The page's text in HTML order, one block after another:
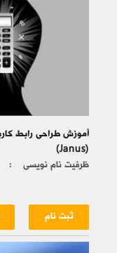
(Janus)
ظرفیت نام نویسی :
ثبت نام